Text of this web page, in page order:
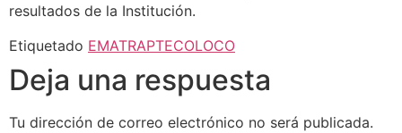
resultados de la Institución.
Etiquetado EMATRAPTECOLOCO
Deja una respuesta
Tu dirección de correo electrónico no será publicada.